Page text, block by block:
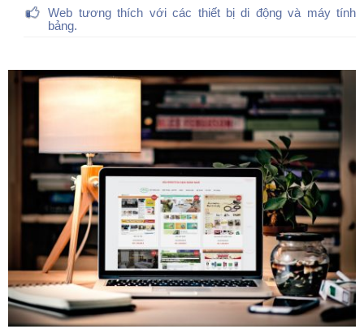
Web tương thích với các thiết bị di động và máy tính
bảng.